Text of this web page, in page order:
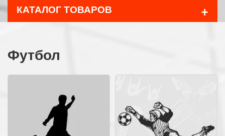
КАТАЛОГ ТОВАРОВ +
Футбол